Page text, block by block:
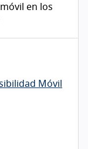
en los
Móvil